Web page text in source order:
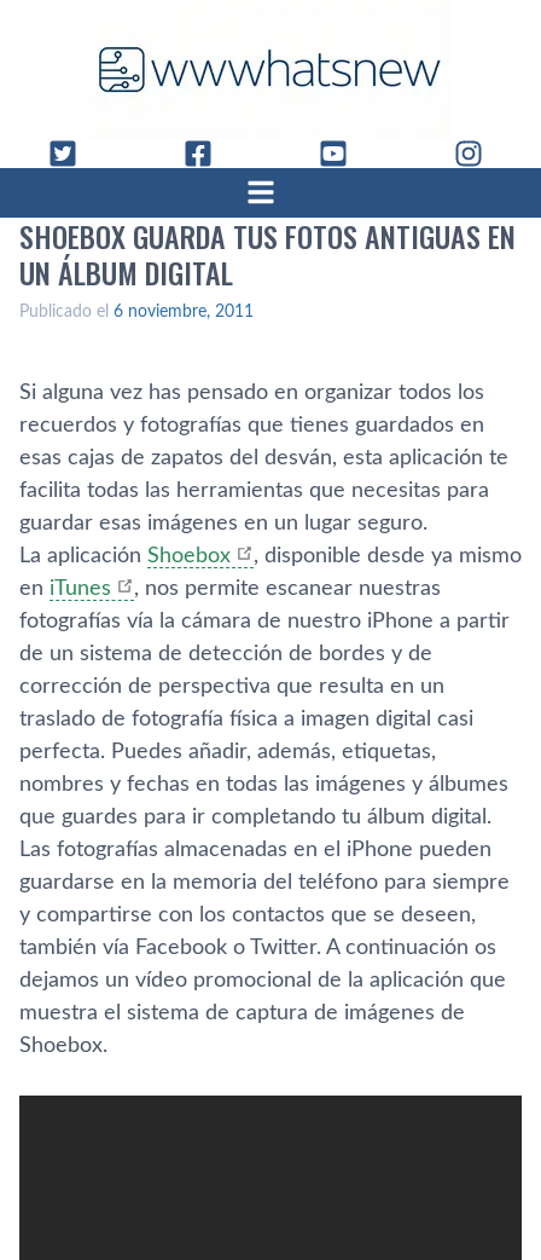
SHOEBOX GUARDA TUS FOTOS ANTIGUAS EN
UN ÁLBUM DIGITAL
Publicado el 6 noviembre, 2011
Si alguna vez has pensado en organizar todos los
recuerdos y fotografí­as que tienes guardados en
esas cajas de zapatos del desván, esta aplicación te
facilita todas las herramientas que necesitas para
guardar esas imágenes en un lugar seguro.
La aplicación Shoebox
, disponible desde ya mismo
en iTunes
, nos permite escanear nuestras
fotografí­as ví­a la cámara de nuestro iPhone a partir
de un sistema de detección de bordes y de
corrección de perspectiva que resulta en un
traslado de fotografí­a fí­sica a imagen digital casi
perfecta. Puedes añadir, además, etiquetas,
nombres y fechas en todas las imágenes y álbumes
que guardes para ir completando tu álbum digital.
Las fotografí­as almacenadas en el iPhone pueden
guardarse en la memoria del teléfono para siempre
y compartirse con los contactos que se deseen,
también ví­a Facebook o Twitter. A continuación os
dejamos un ví­deo promocional de la aplicación que
muestra el sistema de captura de imágenes de
Shoebox.